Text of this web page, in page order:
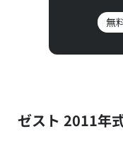
無
ゼスト 2011年